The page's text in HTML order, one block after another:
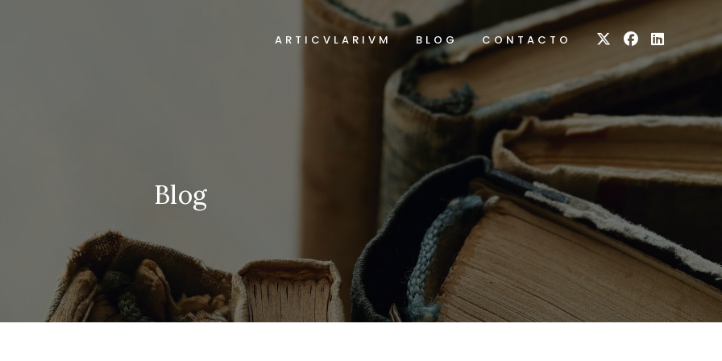
ARTICVLARIVM BLOG CONTACTO
Blog